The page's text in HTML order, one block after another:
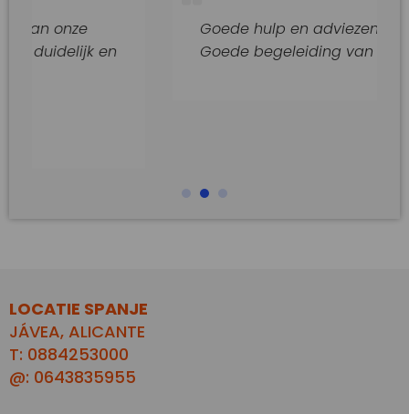
en
Goede hulp en adviezen.
Goede begeleiding van dit kantoor
LOCATIE SPANJE
JÁVEA, ALICANTE
T: 0884253000
@: 0643835955